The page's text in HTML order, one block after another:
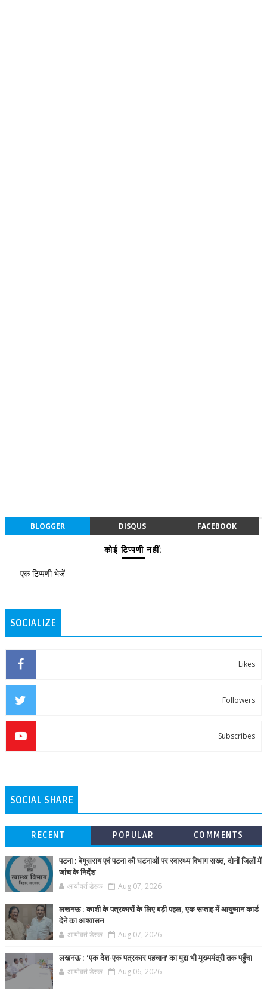
BLOGGER DISQUS FACEBOOK
कोई टिप्पणी नहीं:
एक टिप्पणी भेजें
SOCIALIZE
Likes
Followers
Subscribes
SOCIAL SHARE
RECENT POPULAR COMMENTS
पटना : बेगूसराय एवं पटना की घटनाओं पर स्वास्थ्य विभाग सख्त, दोनों जिलों में
जांच के निर्देश
आर्यावर्त डेस्क Aug 07, 2026
लखनऊ : काशी के पत्रकारों के लिए बड़ी पहल, एक सप्ताह में आयुष्मान कार्ड
देने का आश्वासन
आर्यावर्त डेस्क Aug 07, 2026
लखनऊ : ‘एक देश-एक पत्रकार पहचान’ का मुद्दा भी मुख्यमंत्री तक पहुँचा
आर्यावर्त डेस्क Aug 06, 2026